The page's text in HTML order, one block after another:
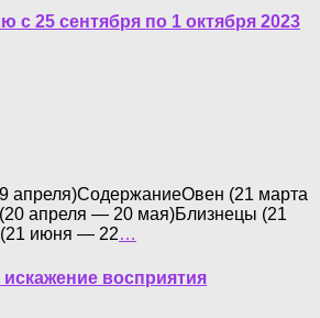
с 25 сентября по 1 октября 2023
апреля)СодержаниеОвен (21 марта
апреля — 20 мая)Близнецы (21
июня — 22…
восприятия